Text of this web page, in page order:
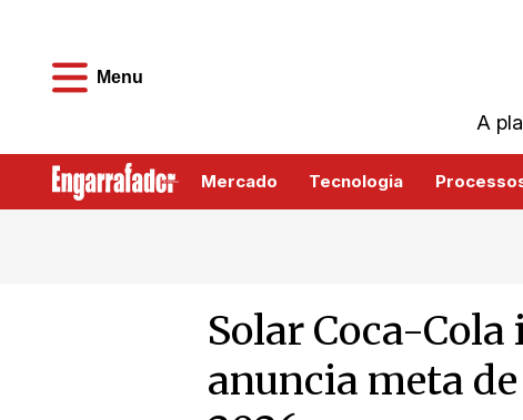
Menu
A
Mercado Tecnologia
Solar Coca-
anuncia meta